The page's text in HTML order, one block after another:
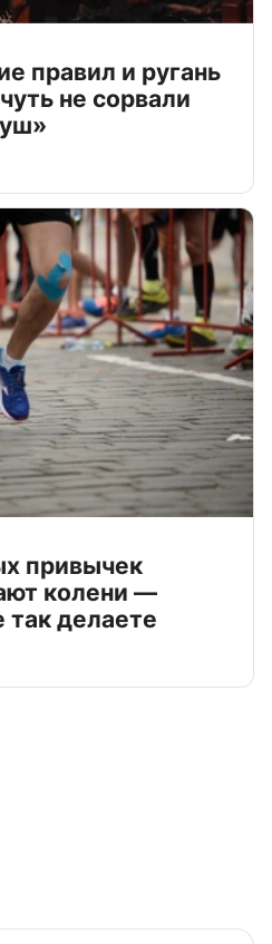
правил и ругань
не сорвали
привычек
колени —
делаете